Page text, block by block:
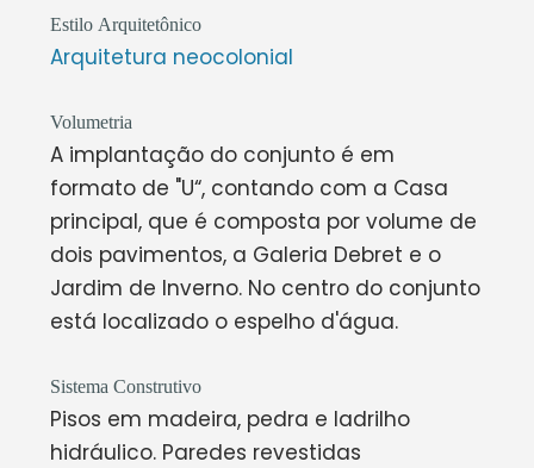
Estilo Arquitetônico
Arquitetura neocolonial
Volumetria
A implantação do conjunto é em
formato de "U“, contando com a Casa
principal, que é composta por volume de
dois pavimentos, a Galeria Debret e o
Jardim de Inverno. No centro do conjunto
está localizado o espelho d'água.
Sistema Construtivo
Pisos em madeira, pedra e ladrilho
hidráulico. Paredes revestidas